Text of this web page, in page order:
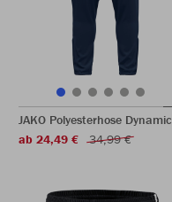
JAKO Polyesterhose Dynamic
ab 24,49 €
34,99 €